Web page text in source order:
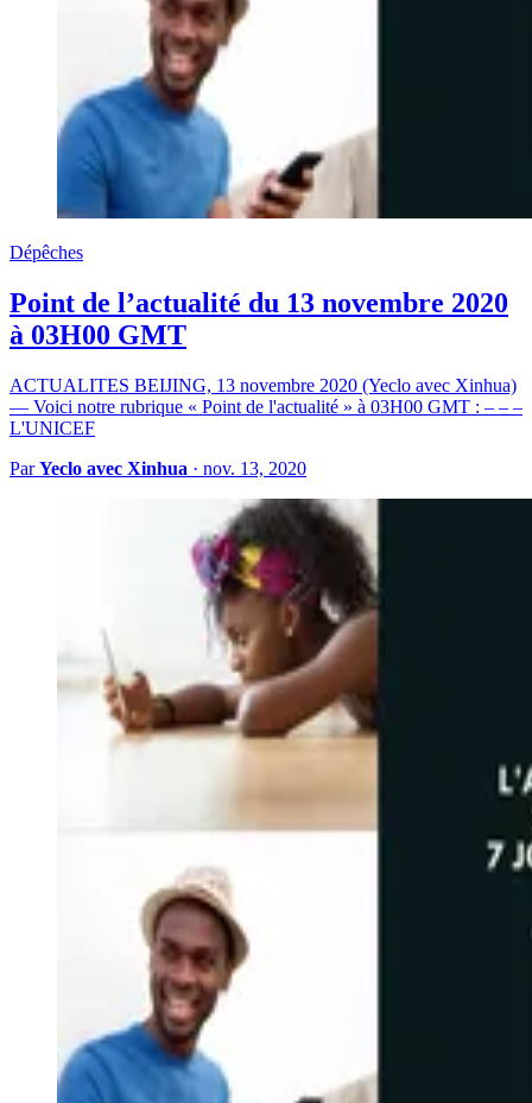
Dépêches
Point de l’actualité du 13 novembre 2020
à 03H00 GMT
ACTUALITES BEIJING, 13 novembre 2020 (Yeclo avec Xinhua)
— Voici notre rubrique « Point de l'actualité » à 03H00 GMT : – – –
L'UNICEF
ParYeclo avec Xinhua · nov. 13, 2020